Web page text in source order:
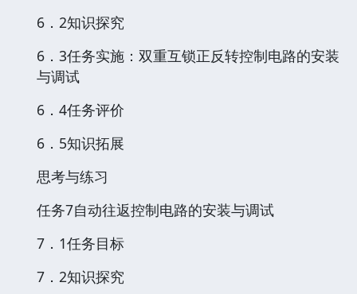
6．2知识探究
6．3任务实施：双重互锁正反转控制电路的安装
与调试
6．4任务评价
6．5知识拓展
思考与练习
任务7自动往返控制电路的安装与调试
7．1任务目标
7．2知识探究